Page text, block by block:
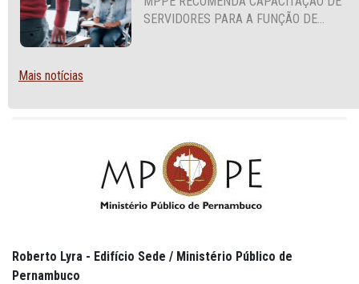
SERVIDORES PARA A FUNÇÃO DE
Mais notícias
Roberto Lyra - Edifício Sede / Ministério Público de
Pernambuco